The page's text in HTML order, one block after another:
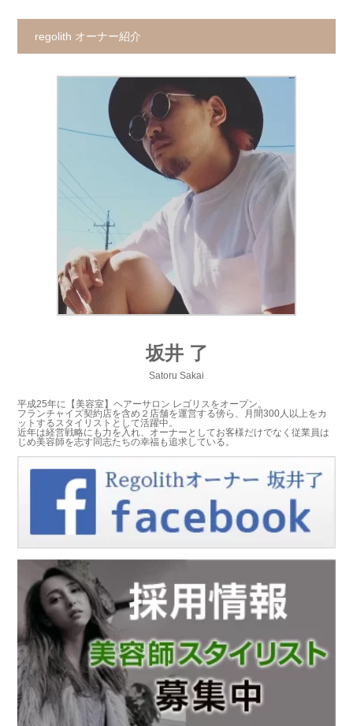
regolith オーナー紹介
坂井 了
Satoru Sakai
平成25年に【美容室】ヘアーサロン レゴリスをオープン。
フランチャイズ契約店を含め２店舗を運営する傍ら、月間300人以上をカ
ットするスタイリストとして活躍中。
近年は経営戦略にも力を入れ、オーナーとしてお客様だけでなく従業員は
じめ美容師を志す同志たちの幸福も追求している。